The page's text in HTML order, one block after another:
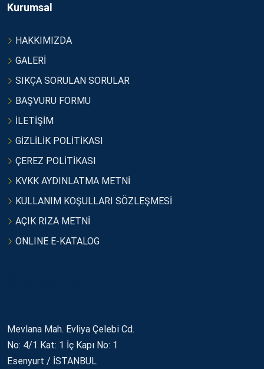
Kurumsal
HAKKIMIZDA
GALERİ
SIKÇA SORULAN SORULAR
BAŞVURU FORMU
İLETİŞİM
GİZLİLİK POLİTİKASI
ÇEREZ POLİTİKASI
KVKK AYDINLATMA METNİ
KULLANIM KOŞULLARI SÖZLEŞMESİ
AÇIK RIZA METNİ
ONLINE E-KATALOG
Mevlana Mah. Evliya Çelebi Cd.
No: 4/1 Kat: 1 İç Kapı No: 1
Esenyurt / İSTANBUL